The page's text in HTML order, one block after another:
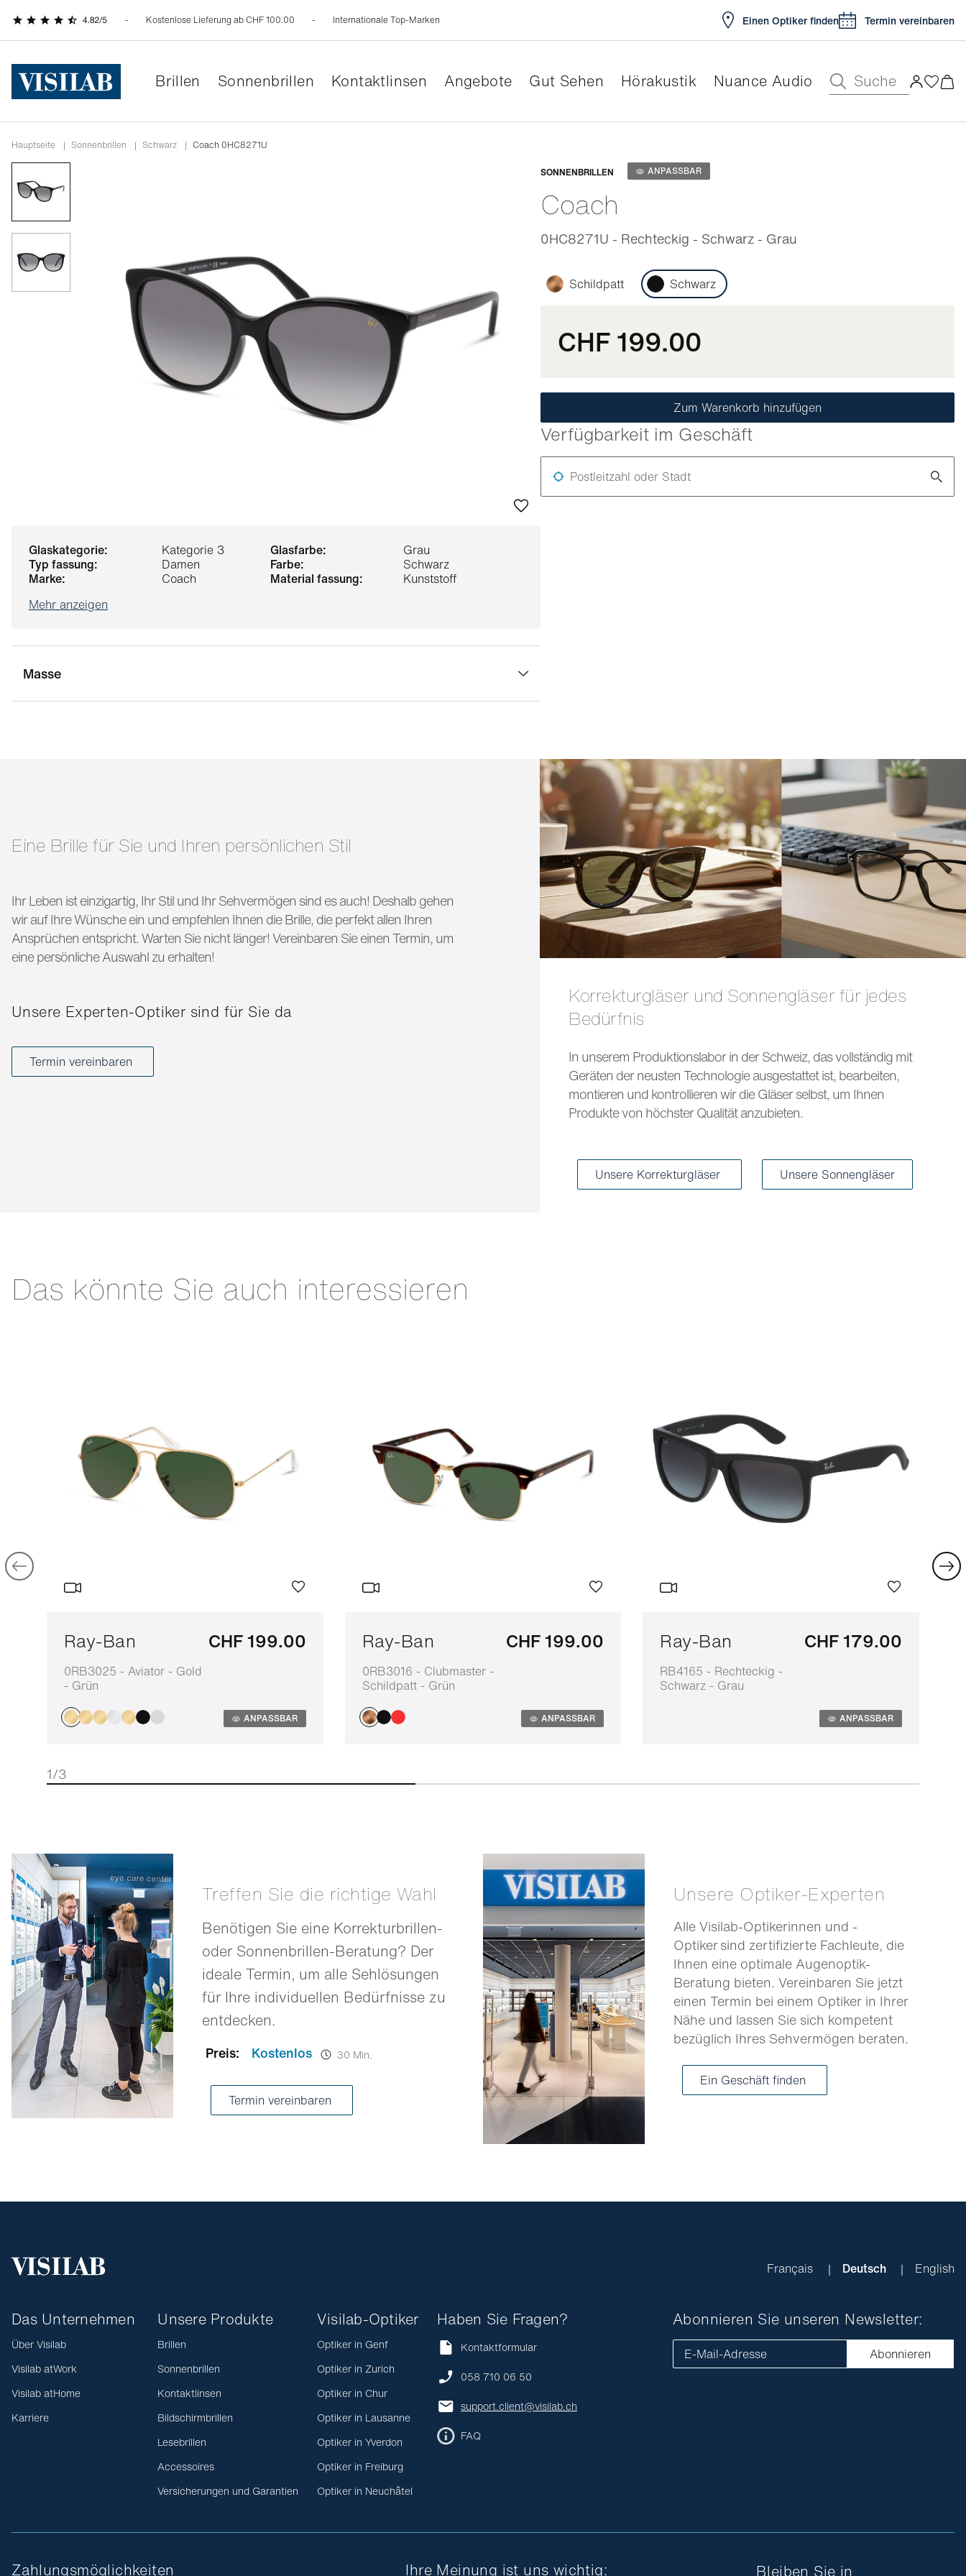
Kostenlose Lieferung ab CHF 100.00 Internationale Top-Marken Einen Optiker finden Termin vereinbaren
Brillen Sonnenbrillen Kontaktlinsen Angebote Gut Sehen Hörakustik Nuance Audio Suche
Hauptseite | Sonnenbrillen | schwarz | Coach 0HC8271U
glaskategorie: Kategorie 3 glasfarbe:
Grau
typ fassung:
Damen farbe:
Schwarz
marke:
Coach material fassung:
Kunststoff
Mehr anzeigen
Masse
SONNENBRILLEN ANPASSBAR
Coach
0HC8271U - Rechteckig - Schwarz - Grau
Anpassbar
Schildpatt Schwarz
CHF 199.00
Zum Warenkorb hinzufügen
Verfügbarkeit im Geschäft
Postleitzahl oder Stadt
Eine Brille für Sie und Ihren persönlichen Stil
Ihr Leben ist einzigartig, Ihr Stil und Ihr Sehvermögen sind es auch! Deshalb gehen
wir auf Ihre Wünsche ein und empfehlen Ihnen die Brille, die perfekt allen Ihren
Ansprüchen entspricht. Warten Sie nicht länger! Vereinbaren Sie einen Termin, um
eine persönliche Auswahl zu erhalten!
Unsere Experten-Optiker sind für Sie da
Termin vereinbaren
Korrekturgläser und Sonnengläser für jedes
Bedürfnis
In unserem Produktionslabor in der Schweiz, das vollständig mit
Geräten der neusten Technologie ausgestattet ist, bearbeiten,
montieren und kontrollieren wir die Gläser selbst, um Ihnen
Produkte von höchster Qualität anzubieten.
Unsere Korrekturgläser Unsere Sonnengläser
Das könnte Sie auch interessieren
Ray-Ban
0RB3025 - Aviator - Gold
- Grün
CHF 199.00
ANPASSBAR
Ray-Ban
0RB3016 - Clubmaster -
Schildpatt - Grün
CHF 199.00
ANPASSBAR
Ray-Ban
RB4165 - Rechteckig -
Schwarz - Grau
CHF 179.00
ANPASSBAR
1/3
Treffen Sie die richtige Wahl
Benötigen Sie eine Korrekturbrillen-
oder Sonnenbrillen-Beratung? Der
ideale Termin, um alle Sehlösungen
für Ihre individuellen Bedürfnisse zu
entdecken.
Preis: Kostenlos 30 Min.
Termin vereinbaren
Unsere Optiker-Experten
Alle Visilab-Optikerinnen und -
Optiker sind zertifizierte Fachleute, die
Ihnen eine optimale Augenoptik-
Beratung bieten. Vereinbaren Sie jetzt
einen Termin bei einem Optiker in Ihrer
Nähe und lassen Sie sich kompetent
bezüglich Ihres Sehvermögen beraten.
Ein Geschäft finden
Français Deutsch English
Das Unternehmen
Über Visilab
Visilab atWork
Visilab atHome
Karriere
Unsere Produkte
Brillen
Sonnenbrillen
Kontaktlinsen
Bildschirmbrillen
Lesebrillen
Accessoires
Versicherungen und Garantien
Visilab-Optiker
Optiker in Genf
Optiker in Zurich
Optiker in Chur
Optiker in Lausanne
Optiker in Yverdon
Optiker in Freiburg
Optiker in Neuchâtel
Haben Sie Fragen?
Kontaktformular
058 710 06 50
support.client@visilab.ch
FAQ
Abonnieren Sie unseren Newsletter:
E-Mail-Adresse Abonnieren
Zahlungsmöglichkeiten Ihre Meinung ist uns wichtig: Bleiben Sie in